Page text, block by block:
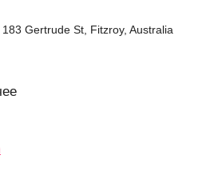
Gertrude St, Fitzroy, Australia